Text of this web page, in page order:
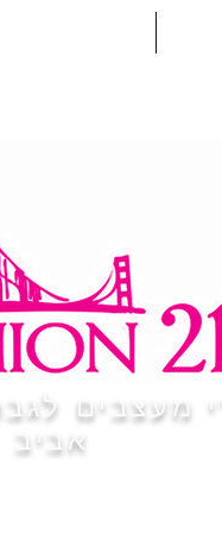
מעצבים
אביב